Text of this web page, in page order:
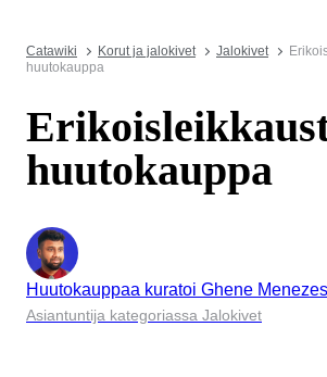
Catawiki Korut ja jalokivet Jalokivet
huutokauppa
huutokauppa
Huutokauppaa kuratoi Ghene Menezes
Asiantuntija kategoriassa Jalokivet